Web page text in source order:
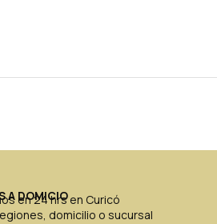
A DOMICIO
en 24 hrs en Curicó
domicilio o sucursal